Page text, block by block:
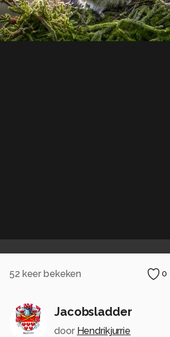
52 keer bekeken 0
Jacobsladder
door Hendrikjurrie